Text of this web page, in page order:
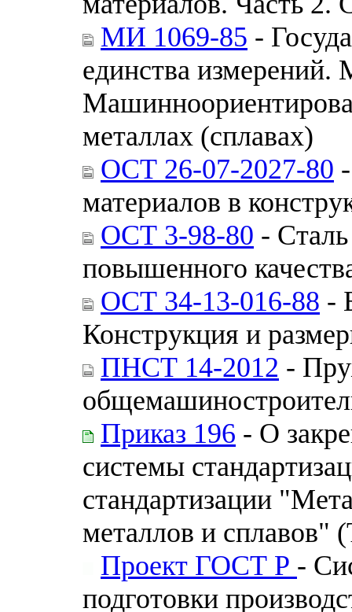
МИ 1069-85 -
единства измерений.
металлах (сплавах)
ОСТ 26-07-2027-80
материалов в
ОСТ 3-98-80 -
повышенного
ОСТ 34-13-016-88 -
Конструкция и
ПНСТ 14-2012 -
Приказ 196 - О
системы
стандартизации
металлов и сплавов"
Проект ГОСТ Р -
подготовки